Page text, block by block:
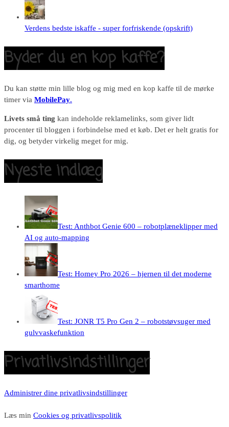
Verdens bedste iskaffe - super forfriskende (opskrift)
Byder du en kop kaffe?
Du kan støtte min lille blog og mig med en kop kaffe til de mørke
timer via MobilePay.
Livets små ting kan indeholde reklamelinks, som giver lidt
procenter til bloggen i forbindelse med et køb. Det er helt gratis for
dig, og betyder virkelig meget for mig.
Nyeste indlæg
Test: Anthbot Genie 600 – robotplæneklipper med
AI og auto-mapping
Test: Homey Pro 2026 – hjernen til det moderne
smarthome
Test: JONR T5 Pro Gen 2 – robotstøvsuger med
gulvvaskefunktion
Privatlivsindstillinger
Administrer dine privatlivsindstillinger
Læs min Cookies og privatlivspolitik